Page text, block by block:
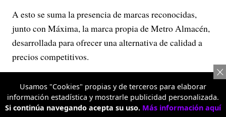
A esto se suma la presencia de marcas reconocidas,
junto con Máxima, la marca propia de Metro Almacén,
desarrollada para ofrecer una alternativa de calidad a
precios competitivos.
Publicidad
Usamos "Cookies" propias y de terceros para elaborar
información estadística y mostrarle publicidad personalizada.
Si continúa navegando acepta su uso. Más información aquí